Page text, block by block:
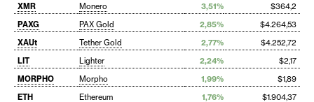
XMR
Monero 3,51%
$364,2
PAXG
PAX Gold 2,85%
$4.264,53
XAUt
Tether Gold 2,77%
$4.252,72
LIT
Lighter 2,24%
$2,17
MORPHO
Morpho 1,99%
$1,89
ETH
Ethereum 1,76%
$1.904,37